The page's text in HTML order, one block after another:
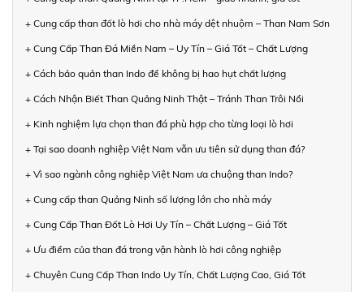
+ Cung cấp than đốt lò hơi cho nhà máy dệt nhuộm – Than Nam Sơn
+ Cung Cấp Than Đá Miền Nam – Uy Tín – Giá Tốt – Chất Lượng
+ Cách bảo quản than Indo để không bị hao hụt chất lượng
+ Cách Nhận Biết Than Quảng Ninh Thật – Tránh Than Trôi Nổi
+ Kinh nghiệm lựa chọn than đá phù hợp cho từng loại lò hơi
+ Tại sao doanh nghiệp Việt Nam vẫn ưu tiên sử dụng than đá?
+ Vì sao ngành công nghiệp Việt Nam ưa chuộng than Indo?
+ Cung cấp than Quảng Ninh số lượng lớn cho nhà máy
+ Cung Cấp Than Đốt Lò Hơi Uy Tín – Chất Lượng – Giá Tốt
+ Ưu điểm của than đá trong vận hành lò hơi công nghiệp
+ Chuyên Cung Cấp Than Indo Uy Tín, Chất Lượng Cao, Giá Tốt